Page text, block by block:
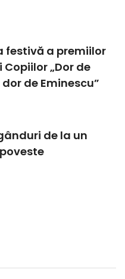
festivă a premiilor
„Dor de
de Eminescu”
de la un